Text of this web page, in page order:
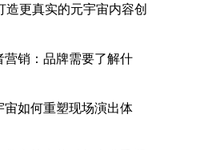
造更真实的元宇宙内容创
营销：品牌需要了解什
宙如何重塑现场演出体